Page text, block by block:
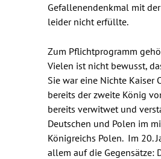
Gefallenendenkmal mit
leider nicht erfüllte.
Zum Pflichtprogramm
Vielen ist nicht bewusst,
Sie war eine Nichte Kaiser
bereits der zweite König
bereits verwitwet und
Deutschen und Polen im
Königreichs Polen. Im 20.
allem auf die Gegensätze: